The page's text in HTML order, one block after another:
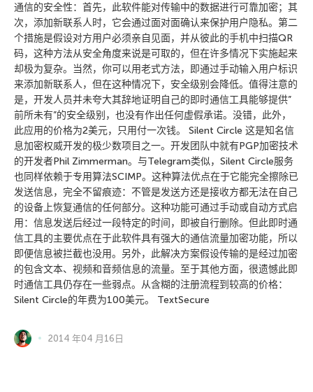
通信的安全性：首先，此软件能对传输中的数据进行可靠加密；其
次，添加新联系人时，它会通过面对面确认来保护用户隐私。第二
个措施是假设对方用户必须亲自见面，并从彼此的手机中扫描QR
码，这种方法从安全角度来说是可取的，但在许多情况下实施起来
却极为复杂。当然，你可以用老式方法，即通过手动输入用户标识
来添加新联系人，但在这种情况下，安全级别会降低。值得注意的
是，开发人员并未夸大其辞地证明自己的即时通信工具能够提供”
前所未有”的安全级别，也没有作出任何虚假承诺。没错，此外，
此应用的价格为2美元，只用付一次钱。 Silent Circle 这是知名信
息加密权威开发的极少数项目之一。开发团队中就有PGP加密技术
的开发者Phil Zimmerman。与Telegram类似，Silent Circle服务
也同样依赖于专用算法SCIMP。这种算法优点在于它能完全擦除已
发送信息，完全不留痕迹：不管是发送方还是接收方都无法在自己
的设备上恢复通信的任何部分。这种功能可通过手动或自动方式启
用：信息发送后经过一段特定的时间，即被自行删除。但此即时通
信工具的主要优点在于此软件具有强大的通信流量加密功能，所以
即便信息被拦截也没用。另外，此解决方案假设传输的是经过加密
的包含文本、视频和音频信息的流量。至于其他方面，很遗憾此即
时通信工具仍存在一些弱点。从含糊的注册流程到较高的价格：
Silent Circle的年费为100美元。 TextSecure
2014 年04 月16日